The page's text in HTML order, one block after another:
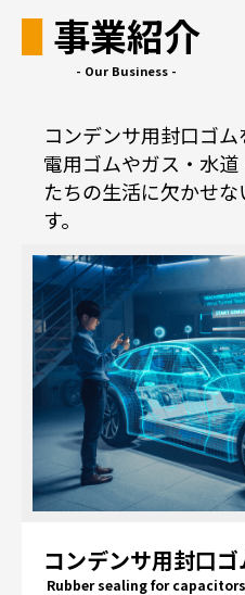
事業紹介
- Our Business -
コンデンサ用封口ゴ
電用ゴムやガス・水
たちの生活に欠かせ
す。
コンデンサ用封口ゴ
Rubber sealing for capacitors